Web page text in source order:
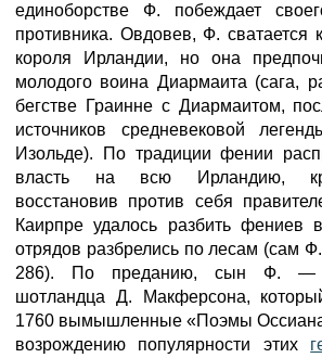
единоборстве Ф. побеждает
противника. Овдовев, Ф. сватается
короля Ирландии, но она
молодого воина Диармаита (сага,
бегстве Граинне с Диармаитом,
источников средневековой
Изольде). По традиции фении
власть на всю Ирландию,
восстановив против себя
Каирпре удалось разбить фениев
отрядов разбрелись по лесам (сам
286). По преданию, сын Ф. —
шотландца Д. Макферсона,
1760 вымышленные «Поэмы
возрождению популярности этих